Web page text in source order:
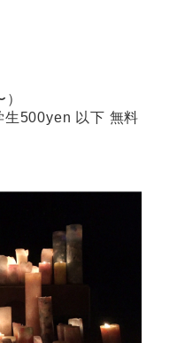
500yen 以下 無料